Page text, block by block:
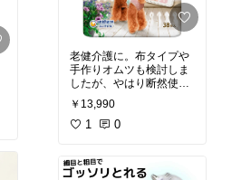
老健介護に。布タイプや
手作りオムツも検討しま
したが、やはり断然使い
勝手が良いです。コスパ
は…ちょっと…若いうち
からお出かけ時に使用し
した。
￥13,990
1 0